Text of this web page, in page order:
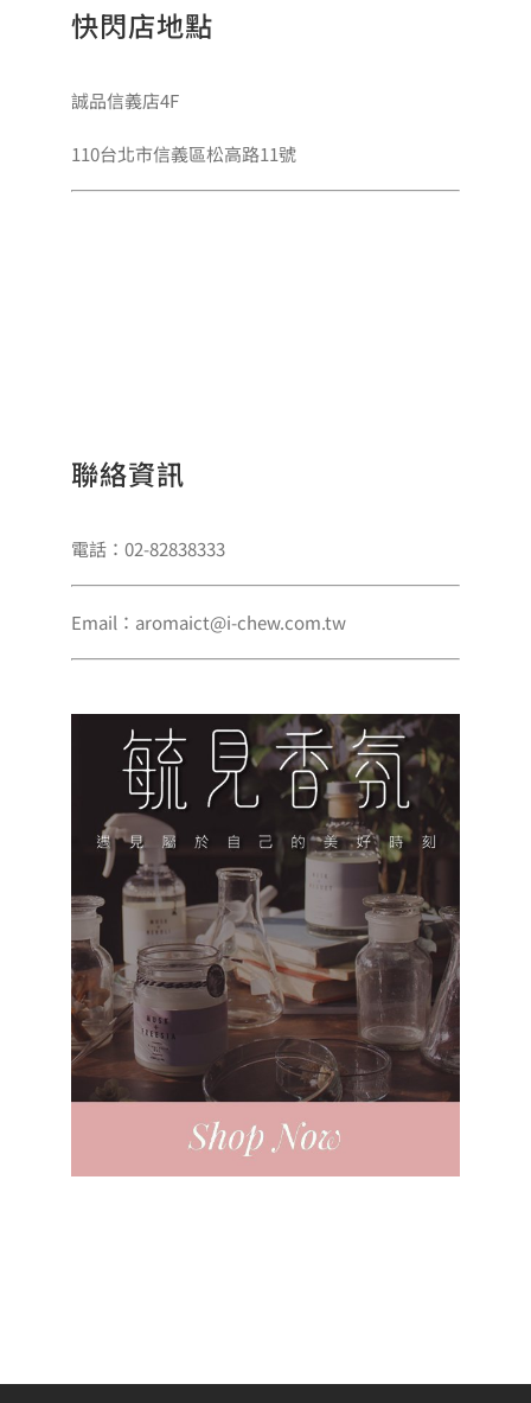
快閃店地點
誠品信義店4F
110台北市信義區松高路11號
聯絡資訊
電話：02-82838333
Email：aromaict@i-chew.com.tw